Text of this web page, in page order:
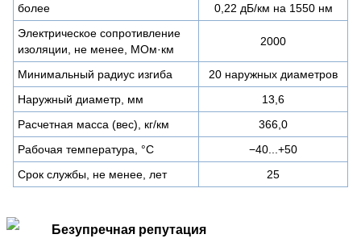
более
0,22 дБ/км на 1550 нм
Электрическое сопротивление
изоляции, не менее, МОм·км
2000
Минимальный радиус изгиба
20 наружных диаметров
Наружный диаметр, мм
13,6
Расчетная масса (вес), кг/км
366,0
Рабочая температура, °C
−40...+50
Срок службы, не менее, лет
25
Безупречная репутация